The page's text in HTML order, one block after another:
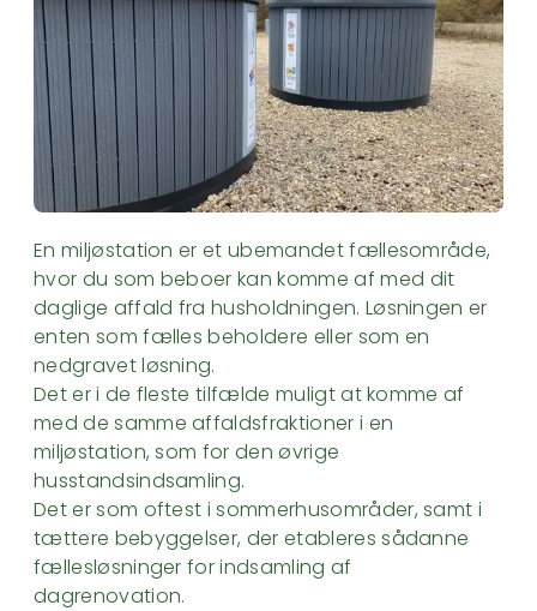
En miljøstation er et ubemandet fællesområde,
hvor du som beboer kan komme af med dit
daglige affald fra husholdningen. Løsningen er
enten som fælles beholdere eller som en
nedgravet løsning.
Det er i de fleste tilfælde muligt at komme af
med de samme affaldsfraktioner i en
miljøstation, som for den øvrige
husstandsindsamling.
Det er som oftest i sommerhusområder, samt i
tættere bebyggelser, der etableres sådanne
fællesløsninger for indsamling af
dagrenovation.